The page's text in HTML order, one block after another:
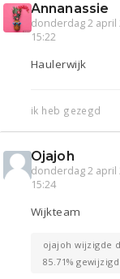
Annanassie
donderdag 2 april
15:22
Haulerwijk
ik heb gezegd
Ojajoh
donderdag 2 april
15:24
Wijkteam
ojajoh wijzigde
85.71% gewijzigd